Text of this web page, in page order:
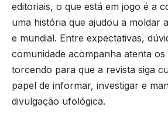
editoriais, o que está em jogo é a
uma história que ajudou a moldar
e mundial. Entre expectativas,
comunidade acompanha atenta
torcendo para que a revista siga
papel de informar, investigar e
divulgação ufológica.